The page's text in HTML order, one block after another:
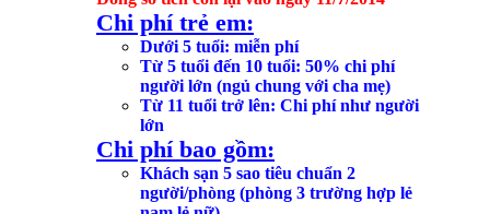
Chi phí trẻ em:
Dưới 5 tuổi: miễn phí
Từ 5 tuổi đến 10 tuổi: 50% chi phí
người lớn (ngủ chung với cha mẹ)
Từ 11 tuổi trở lên: Chi phí như người
lớn
Chi phí bao gồm:
Khách sạn 5 sao tiêu chuẩn 2
người/phòng (phòng 3 trường hợp lẻ